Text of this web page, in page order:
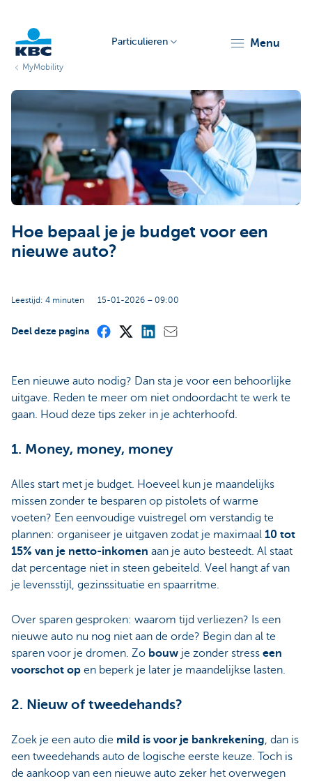
Particulieren
Particulieren menu
MyMobility
Hoe bepaal je je budget voor een
nieuwe auto?
Leestijd: 4 minuten 15-01-2026 – 09:00
Deel deze pagina
Een nieuwe auto nodig? Dan sta je voor een behoorlijke
uitgave. Reden te meer om niet ondoordacht te werk te
gaan. Houd deze tips zeker in je achterhoofd.
1. Money, money, money
Alles start met je budget. Hoeveel kun je maandelijks
missen zonder te besparen op pistolets of warme
voeten? Een eenvoudige vuistregel om verstandig te
plannen: organiseer je uitgaven zodat je maximaal 10 tot
15% van je netto-inkomen aan je auto besteedt. Al staat
dat percentage niet in steen gebeiteld. Veel hangt af van
je levensstijl, gezinssituatie en spaarritme.
Over sparen gesproken: waarom tijd verliezen? Is een
nieuwe auto nu nog niet aan de orde? Begin dan al te
sparen voor je dromen. Zo bouw je zonder stress een
voorschot op en beperk je later je maandelijkse lasten.
2. Nieuw of tweedehands?
Zoek je een auto die mild is voor je bankrekening, dan is
een tweedehands auto de logische eerste keuze. Toch is
de aankoop van een nieuwe auto zeker het overwegen